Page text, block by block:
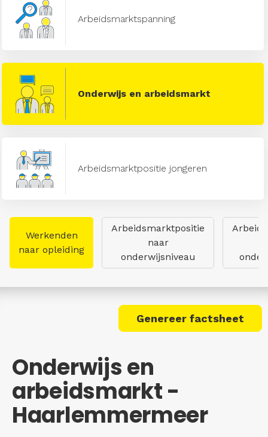
Arbeidsmarktspanning
Onderwijs en arbeidsmarkt
Arbeidsmarktpositie jongeren
Werkenden
naar opleiding
Arbeidsmarktpositie
naar
onderwijsniveau
Genereer factsheet
Onderwijs en
arbeidsmarkt -
Haarlemmermeer